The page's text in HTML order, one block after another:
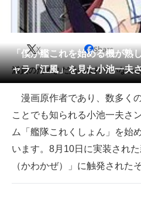
住まい
動物
会員記事
メディア
注目記事を集めた総合ページ
ITの今と未来を見通す
スマホと通信の最新トレンド
「僕が艦これを始める機が
ャラ「江風」を見た小池一夫
X Share
満員のためまだ始められていない
漫画原作者であり、数多く
ことでも知られる小池一夫さ
ム「艦隊これくしょん」を始
います。8月10日に実装され
（かわかぜ）」に触発された